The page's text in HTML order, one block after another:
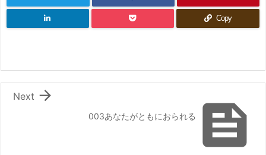
Copy

003あなたがともにおられる

Next